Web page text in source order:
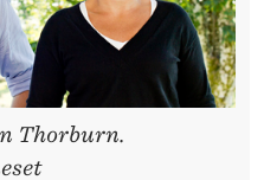
Thorburn.